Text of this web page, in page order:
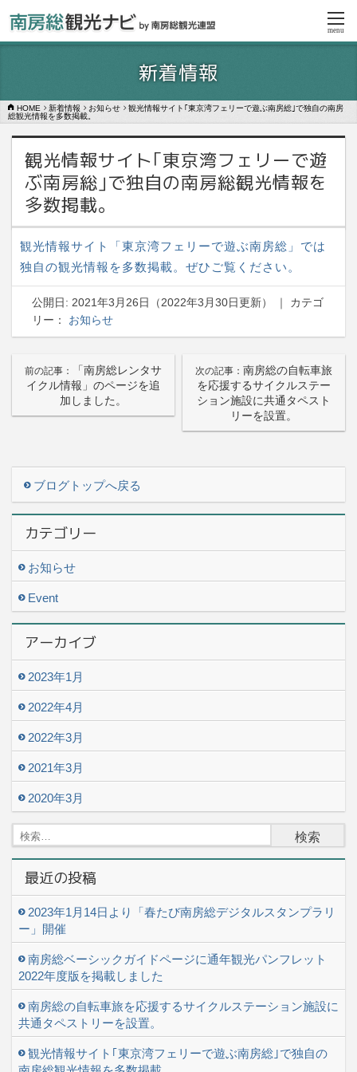
menu
新着情報
HOME 新着情報 お知らせ
観光情報サイト｢東京湾フェリーで遊ぶ南房総｣で独自の南房
総観光情報を多数掲載。
観光情報サイト｢東京湾フェリーで遊
ぶ南房総｣で独自の南房総観光情報を
多数掲載。
観光情報サイト「東京湾フェリーで遊ぶ南房総」では
独自の観光情報を多数掲載。ぜひご覧ください。
公開日: 2021年3月26日 （2022年3月30日更新）
｜ カテゴ
リー： お知らせ
前の記事：
「南房総レンタサ
イクル情報」のページを追
加しました。
次の記事： 南房総の自転車旅
を応援するサイクルステー
ション施設に共通タペスト
リーを設置。
ブログトップへ戻る
カテゴリー
お知らせ
Event
アーカイブ
2023年1月
2022年4月
2022年3月
2021年3月
2020年3月
索:
最近の投稿
2023年1月14日より「春たび南房総デジタルスタンプラリ
ー」開催
南房総ベーシックガイドページに通年観光パンフレット
2022年度版を掲載しました
南房総の自転車旅を応援するサイクルステーション施設に
共通タペストリーを設置。
観光情報サイト｢東京湾フェリーで遊ぶ南房総｣で独自の